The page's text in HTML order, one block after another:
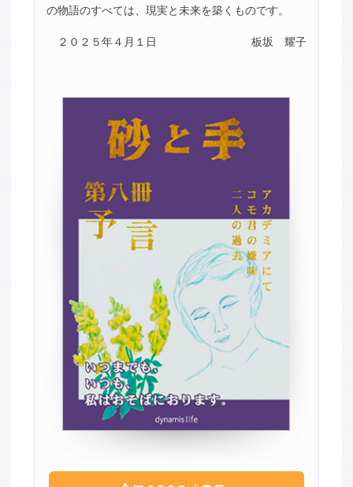
の物語のすべては、現実と未来を築くものです。
２０２５年４月１日 板坂 耀子